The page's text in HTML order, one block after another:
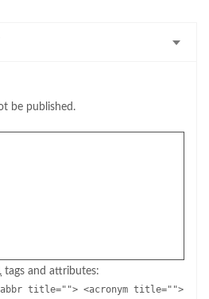
be published.
tags and attributes:
title=""> <acronym title="">